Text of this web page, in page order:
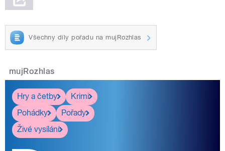
Všechny díly pořadu na mujRozhlas
mujRozhlas
Hry a četby
Krimi
Pohádky
Pořady
Živé vysílání